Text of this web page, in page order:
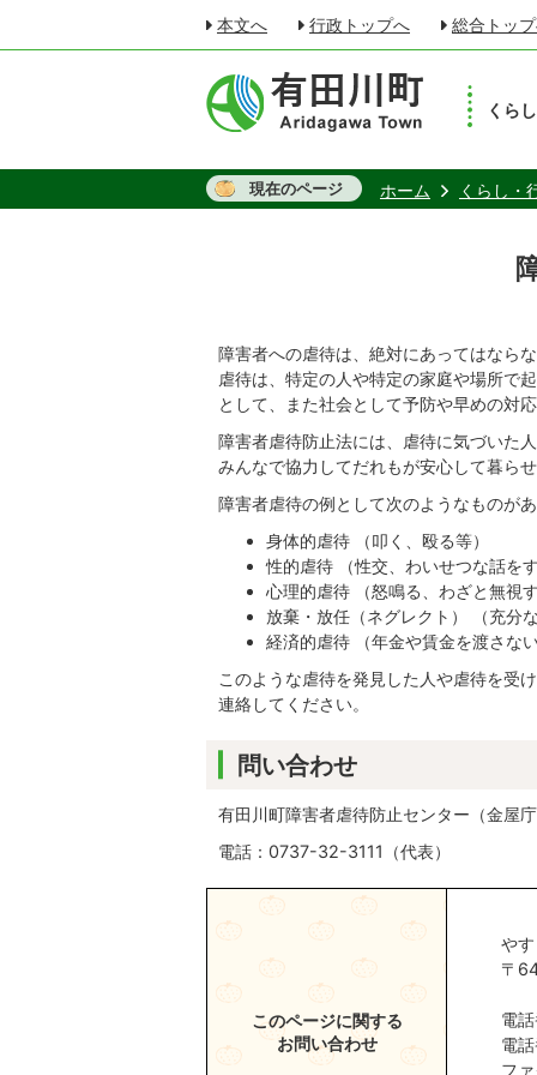
本文へ 行政トップへ 総合トッ
くら
現在のページ ホーム くらし・
障害者への虐待は、絶対にあってはなら
虐待は、特定の人や特定の家庭や場所で
として、また社会として予防や早めの対
障害者虐待防止法には、虐待に気づいた
みんなで協力してだれもが安心して暮ら
障害者虐待の例として次のようなものが
身体的虐待 （叩く、殴る等）
性的虐待 （性交、わいせつな話を
心理的虐待 （怒鳴る、わざと無視
放棄・放任（ネグレクト） （充分
経済的虐待 （年金や賃金を渡さな
このような虐待を発見した人や虐待を受
連絡してください。
問い合わせ
有田川町障害者虐待防止センター（金屋
電話：0737-32-3111（代表）
このページに関する
お問い合わせ
や
〒
電
電
フ